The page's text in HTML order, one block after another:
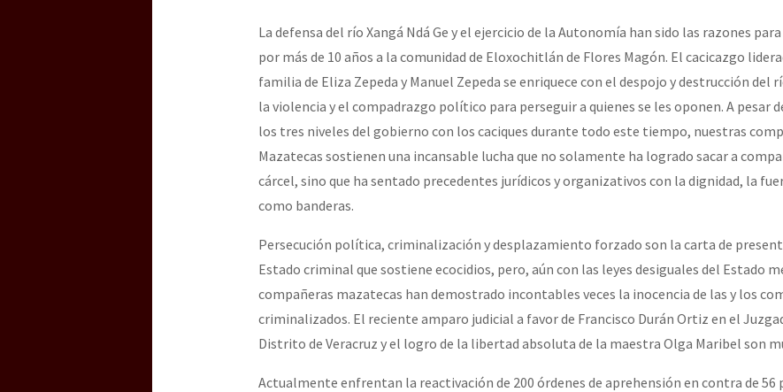
La defensa del río Xangá Ndá Ge y el ejercicio de la Autonomía han sido las razones
por más de 10 años a la comunidad de Eloxochitlán de Flores Magón. El cacicazgo
familia de Eliza Zepeda y Manuel Zepeda se enriquece con el despojo y destrucción del
la violencia y el compadrazgo político para perseguir a quienes se les oponen. A pesar
los tres niveles del gobierno con los caciques durante todo este tiempo, nuestras
Mazatecas sostienen una incansable lucha que no solamente ha logrado sacar a
cárcel, sino que ha sentado precedentes jurídicos y organizativos con la dignidad, la
como banderas.
Persecución política, criminalización y desplazamiento forzado son la carta de
Estado criminal que sostiene ecocidios, pero, aún con las leyes desiguales del Estado
compañeras mazatecas han demostrado incontables veces la inocencia de las y los
criminalizados. El reciente amparo judicial a favor de Francisco Durán Ortiz en el
Distrito de Veracruz y el logro de la libertad absoluta de la maestra Olga Maribel son
Actualmente enfrentan la reactivación de 200 órdenes de aprehensión en contra de 56